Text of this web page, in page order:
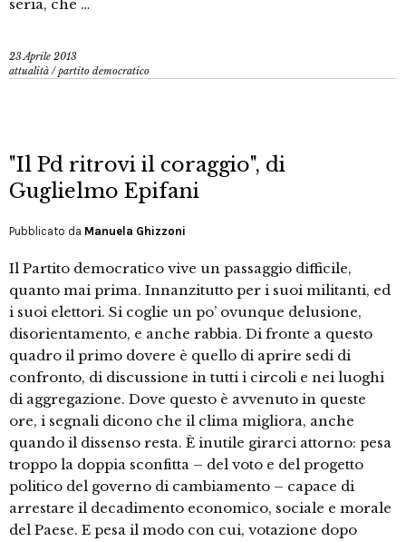
seria, che …
23 Aprile 2013
attualità /partito democratico
"Il Pd ritrovi il coraggio", di
Guglielmo Epifani
Pubblicato da Manuela Ghizzoni
Il Partito democratico vive un passaggio difficile,
quanto mai prima. Innanzitutto per i suoi militanti, ed
i suoi elettori. Si coglie un po’ ovunque delusione,
disorientamento, e anche rabbia. Di fronte a questo
quadro il primo dovere è quello di aprire sedi di
confronto, di discussione in tutti i circoli e nei luoghi
di aggregazione. Dove questo è avvenuto in queste
ore, i segnali dicono che il clima migliora, anche
quando il dissenso resta. È inutile girarci attorno: pesa
troppo la doppia sconfitta – del voto e del progetto
politico del governo di cambiamento – capace di
arrestare il decadimento economico, sociale e morale
del Paese. E pesa il modo con cui, votazione dopo